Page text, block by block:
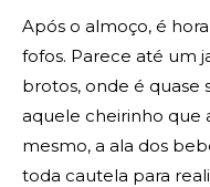
Após o almoço, é
fofos. Parece até um
brotos, onde é quase
aquele cheirinho que
mesmo, a ala dos
toda cautela para